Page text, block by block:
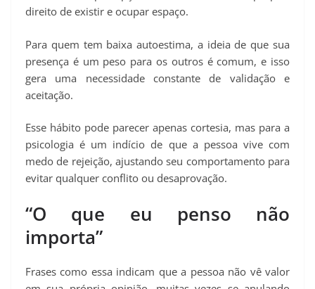
direito de existir e ocupar espaço.
Para quem tem baixa autoestima, a ideia de que sua
presença é um peso para os outros é comum, e isso
gera uma necessidade constante de validação e
aceitação.
Esse hábito pode parecer apenas cortesia, mas para a
psicologia é um indício de que a pessoa vive com
medo de rejeição, ajustando seu comportamento para
evitar qualquer conflito ou desaprovação.
“O que eu penso não
importa”
Frases como essa indicam que a pessoa não vê valor